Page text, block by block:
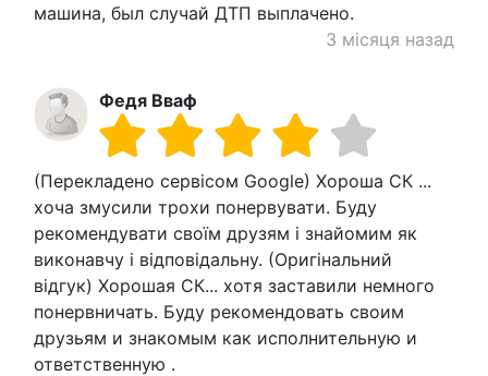
машина, был случай ДТП выплачено.
3 місяця назад
Федя Вваф
(Перекладено сервісом Google) Хороша СК ...
хоча змусили трохи понервувати. Буду
рекомендувати своїм друзям і знайомим як
виконавчу і відповідальну. (Оригінальний
відгук) Хорошая СК... хотя заставили немного
понервничать. Буду рекомендовать своим
друзьям и знакомым как исполнительную и
ответственную .